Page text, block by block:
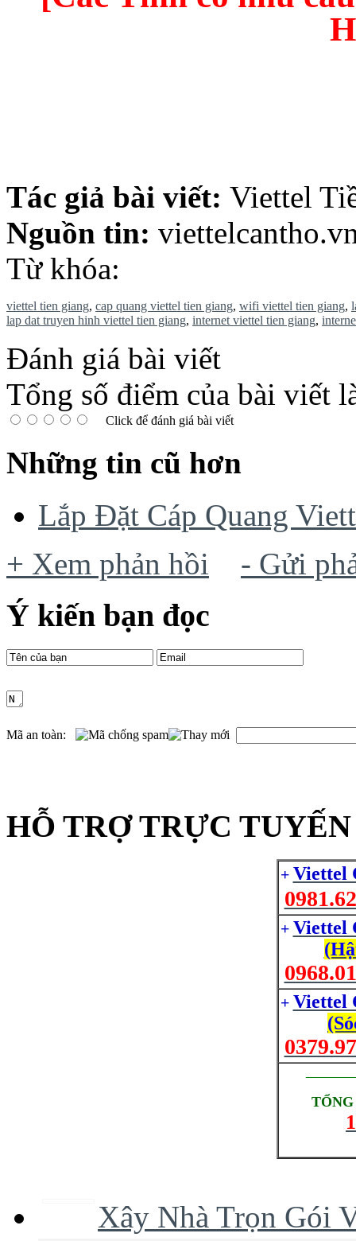
Tác giả bài viết: Viettel
Nguồn tin:
Từ khóa:
viettel tien giang, cap quang viettel tien giang, wifi viettel tien giang,
lap dat truyen hinh viettel tien giang, internet viettel tien giang,
Đánh giá bài viết
Tổng số điểm của bài viết
Click để đánh giá bài viết
Những tin cũ hơn
Lắp Đặt Cáp Quang
+ Xem phản hồi
- Gửi
Ý kiến bạn đọc
Mã an toàn:
HỖ TRỢ TRỰC TUYẾN
+ Viettel
+ Viettel
+ Viettel
Xây Nhà Trọn Gói